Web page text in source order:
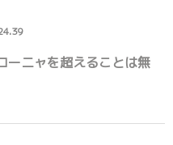
ーニャを超えることは無